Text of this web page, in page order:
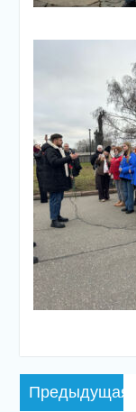
Навигация
по
Предыдущая